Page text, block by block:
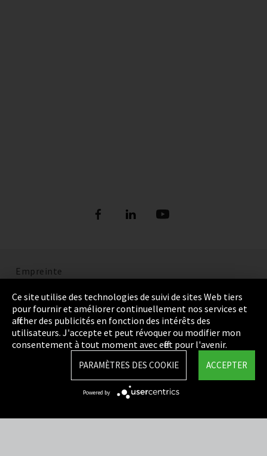
Empreinte
Politique de confidentialité
Cookie Settings
Termes et Conditions
Integrity Line
Ce site utilise des technologies de suivi de sites Web tiers
pour fournir et améliorer continuellement nos services et
afficher des publicités en fonction des intérêts des
utilisateurs. J'accepte et peut révoquer ou modifier mon
consentement à tout moment avec effet pour l'avenir.
ACCEPTER
PARAMÈTRES DES COOKIE
Powered by